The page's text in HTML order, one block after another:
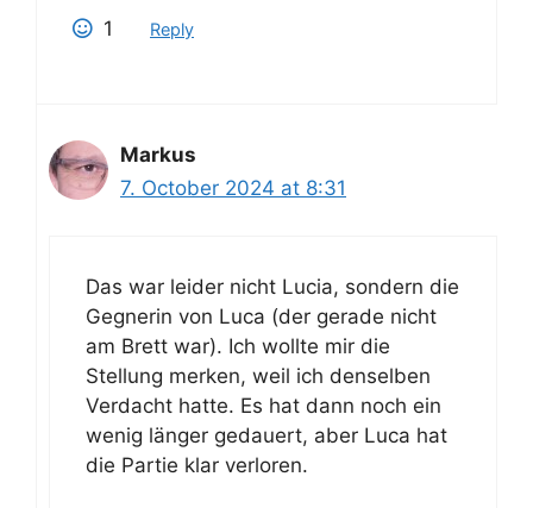
1 Reply
Markus
7. October 2024 at 8:31
Das war leider nicht Lucia, sondern die
Gegnerin von Luca (der gerade nicht
am Brett war). Ich wollte mir die
Stellung merken, weil ich denselben
Verdacht hatte. Es hat dann noch ein
wenig länger gedauert, aber Luca hat
die Partie klar verloren.